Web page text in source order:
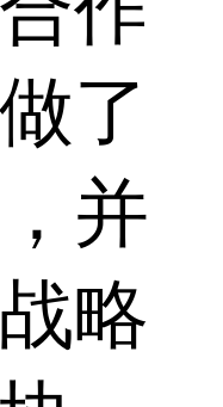
了
并
略